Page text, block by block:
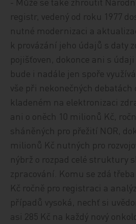
registr, vedený od roku 1977
nutné modernizaci a
k provázání jeho údajů s daty
pojišťoven, dokonce ani s
bude i nadále jen spoře
vše při nekonečných debatách
kladeném na elektronizaci
ani o oněch 10 milionů Kč,
sháněných pro přežití NOR,
milionů Kč nutných pro
nýbrž o rozpad celé struktury
zpracování. Komu se zdá
Kč ročně pro registraci a
případů vysoká, nechť si
asi 285 Kč na každý nový